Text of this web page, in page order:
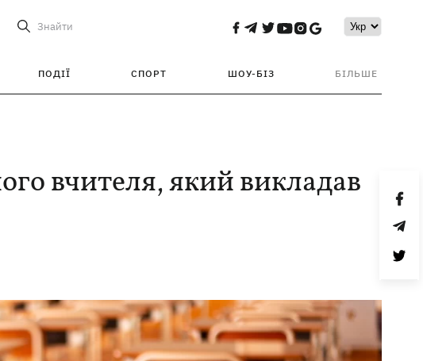
Знайти
ПОДІЇ СПОРТ ШОУ-БІЗ БІЛЬШЕ
вчителя, який викладав